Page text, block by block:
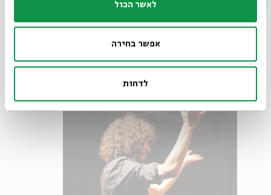
לאשר הכול
אפשר בחירה
לדחות
קבוע בארמון בזמן, שאליה גויס עם הקמתה.